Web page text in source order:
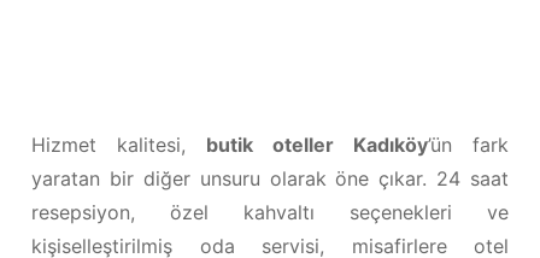
Hizmet kalitesi, butik oteller Kadıköy’ün fark
yaratan bir diğer unsuru olarak öne çıkar. 24 saat
resepsiyon, özel kahvaltı seçenekleri ve
kişiselleştirilmiş oda servisi, misafirlere otel